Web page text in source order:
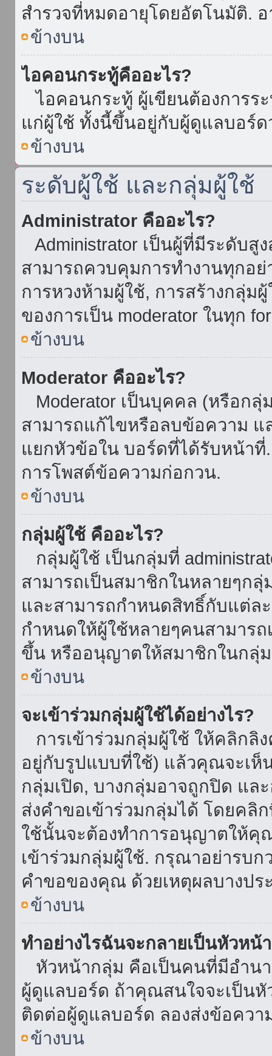
สำรวจที่หมดอายุโดยอัตโนมัติ.
ข้างบน
ไอคอนกระทู้คืออะไร?
ไอคอนกระทู้ ผู้เขียนต้องการร
แก่ผู้ใช้ ทั้งนี้ขึ้นอยู่กับผู้ดูแลบอร์
ข้างบน
ระดับผู้ใช้ และกลุ่มผู้ใช้
Administrator คืออะไร?
Administrator เป็นผู้ที่มีระดับ
สามารถควบคุมการทำงานทุกอ
การหวงห้ามผู้ใช้, การสร้างกลุ่ม
ของการเป็น moderator ในทุก
ข้างบน
Moderator คืออะไร?
Moderator เป็นบุคคล (หรือก
สามารถแก้ไขหรือลบข้อความ แ
แยกหัวข้อใน บอร์ดที่ได้รับหน้าที่
การโพสต์ข้อความก่อกวน.
ข้างบน
กลุ่มผู้ใช้ คืออะไร?
กลุ่มผู้ใช้ เป็นกลุ่มที่
สามารถเป็นสมาชิกในหลายๆก
และสามารถกำหนดสิทธิ์กับแต่ล
กำหนดให้ผู้ใช้หลายๆคนสามารถ
ขึ้น หรืออนุญาตให้สมาชิกในกลุ่ม
ข้างบน
จะเข้าร่วมกลุ่มผู้ใช้ได้อย่างไร?
การเข้าร่วมกลุ่มผู้ใช้ ให้คลิก
อยู่กับรูปแบบที่ใช้) แล้วคุณจะเห็
กลุ่มเปิด, บางกลุ่มอาจถูกปิด แ
ส่งคำขอเข้าร่วมกลุ่มได้ โดยคลิ
ใช้นั้นจะต้องทำการอนุญาตให้คุ
เข้าร่วมกลุ่มผู้ใช้. กรุณาอย่ารบก
คำขอของคุณ ด้วยเหตุผลบางปร
ข้างบน
ทำอย่างไรฉันจะกลายเป็นหัวหน้
หัวหน้ากลุ่ม คือเป็นคนที่มีอำนา
ผู้ดูแลบอร์ด ถ้าคุณสนใจจะเป็น
ติดต่อผู้ดูแลบอร์ด ลองส่งข้อคว
ข้างบน